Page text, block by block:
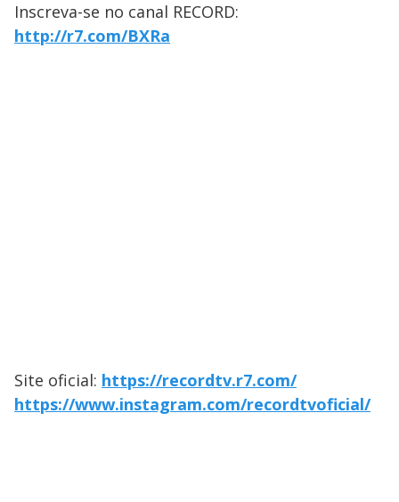
Inscreva-se no canal RECORD:
http://r7.com/BXRa
Site oficial: https://recordtv.r7.com/
https://www.instagram.com/recordtvoficial/